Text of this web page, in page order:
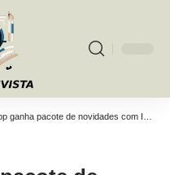
de novidades com IA em 2026 e muda forma de usar o app no dia a dia